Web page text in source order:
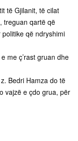
të Gjilanit, të cilat
treguan qartë që
që ndryshimi
me ç’rast gruan dhe
Bedri Hamza do të
vajzë e çdo grua, për